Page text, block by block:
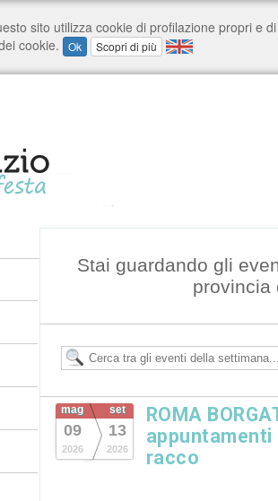
Stai guardando gli
provincia
mag
09
2026
set
13
2026
ROMA
racco